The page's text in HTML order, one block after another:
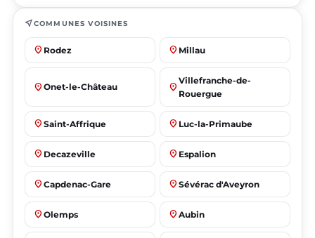
near_meCOMMUNES VOISINES
place Rodez place Millau
place Onet-le-Château place
Villefranche-de-
Rouergue
place Saint-Affrique place Luc-la-Primaube
place Decazeville place Espalion
place Capdenac-Gare place Sévérac d'Aveyron
place Olemps place Aubin